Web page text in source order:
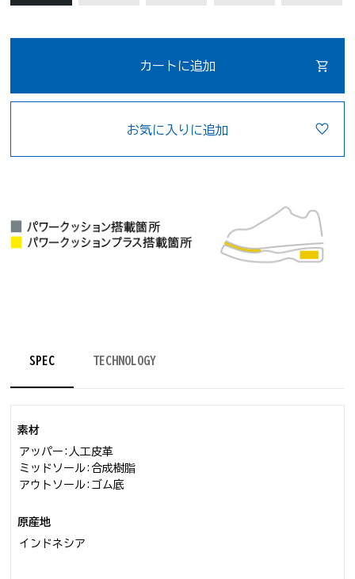
カートに追加
お気に入りに追加
SPEC TECHNOLOGY
素材
アッパー:人工皮革
ミッドソール:合成樹脂
アウトソール:ゴム底
原産地
インドネシア